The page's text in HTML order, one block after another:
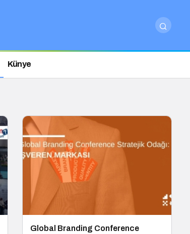
Künye
Global Branding Conference